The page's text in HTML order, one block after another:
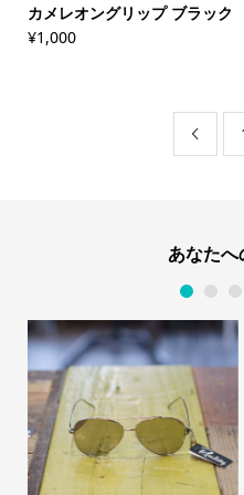
カメレオングリップ ブラック
¥1,000

あなたへ
1 2 3